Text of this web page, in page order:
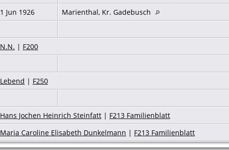
1 Jun 1926
Marienthal, Kr. Gadebusch
N.N. | F200
Lebend | F250
Hans Jochen Heinrich Steinfatt | F213 Familienblatt
Maria Caroline Elisabeth Dunkelmann | F213 Familienblatt